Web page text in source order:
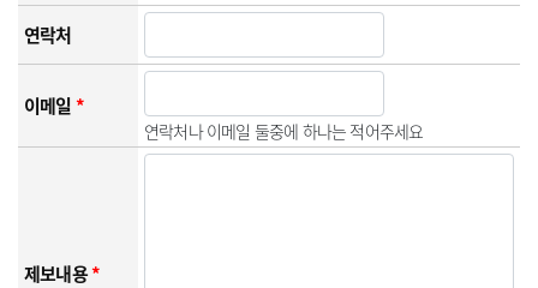
연락처
이메일*
연락처나 이메일 둘중에 하나는 적어주세요
제보내용*